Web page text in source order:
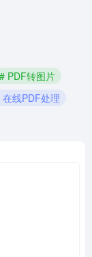
# PDF转图片
在线PDF处理